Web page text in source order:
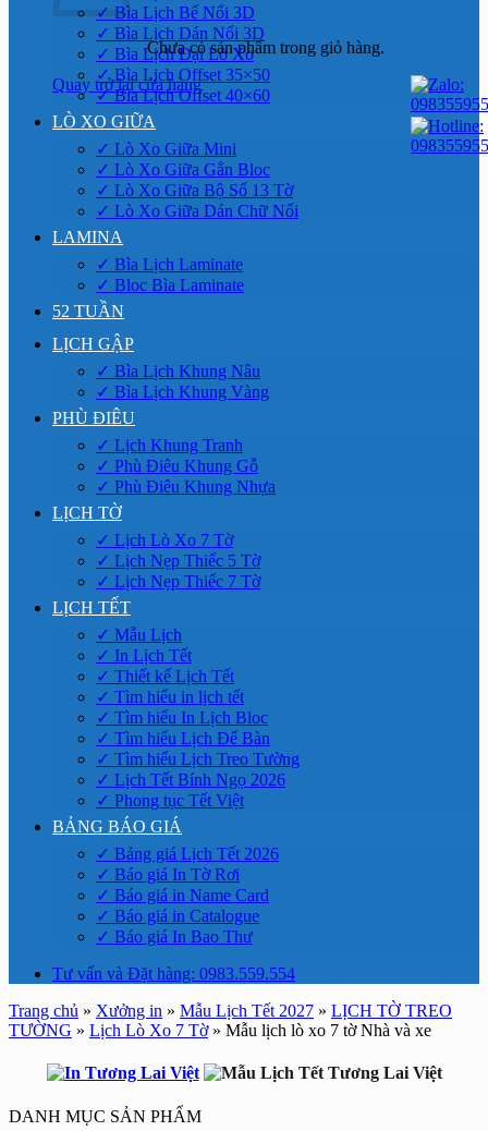
Chưa có sản phẩm trong giỏ hàng.
Quay trở lại cửa hàng
✓ Bìa Lịch Bế Nổi 3D
✓ Bìa Lịch Dán Nổi 3D
✓ Bìa Lịch Đại Lò Xo
✓ Bìa Lịch Offset 35×50
✓ Bìa Lịch Offset 40×60
LÒ XO GIỮA
✓ Lò Xo Giữa Mini
✓ Lò Xo Giữa Gắn Bloc
✓ Lò Xo Giữa Bộ Số 13 Tờ
✓ Lò Xo Giữa Dán Chữ Nổi
LAMINA
✓ Bìa Lịch Laminate
✓ Bloc Bìa Laminate
52 TUẦN
LỊCH GẬP
✓ Bìa Lịch Khung Nâu
✓ Bìa Lịch Khung Vàng
PHÙ ĐIÊU
✓ Lịch Khung Tranh
✓ Phù Điêu Khung Gỗ
✓ Phù Điêu Khung Nhựa
LỊCH TỜ
✓ Lịch Lò Xo 7 Tờ
✓ Lịch Nẹp Thiếc 5 Tờ
✓ Lịch Nẹp Thiếc 7 Tờ
LỊCH TẾT
✓ Mẫu Lịch
✓ In Lịch Tết
✓ Thiết kế Lịch Tết
✓ Tìm hiểu in lịch tết
✓ Tìm hiểu In Lịch Bloc
✓ Tìm hiểu Lịch Để Bàn
✓ Tìm hiểu Lịch Treo Tường
✓ Lịch Tết Bính Ngọ 2026
✓ Phong tục Tết Việt
BẢNG BÁO GIÁ
✓ Bảng giá Lịch Tết 2026
✓ Báo giá In Tờ Rơi
✓ Báo giá in Name Card
✓ Báo giá in Catalogue
✓ Báo giá In Bao Thư
Tư vấn và Đặt hàng: 0983.559.554
Trang chủ » Xưởng in » Mẫu Lịch Tết 2027 » LỊCH TỜ TREO
TƯỜNG » Lịch Lò Xo 7 Tờ » Mẫu lịch lò xo 7 tờ Nhà và xe
DANH MỤC SẢN PHẨM